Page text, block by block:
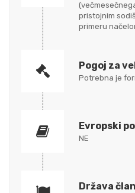
pristojnim
primeru
Pogoj za
Potrebna je
Evropski
NE
Država